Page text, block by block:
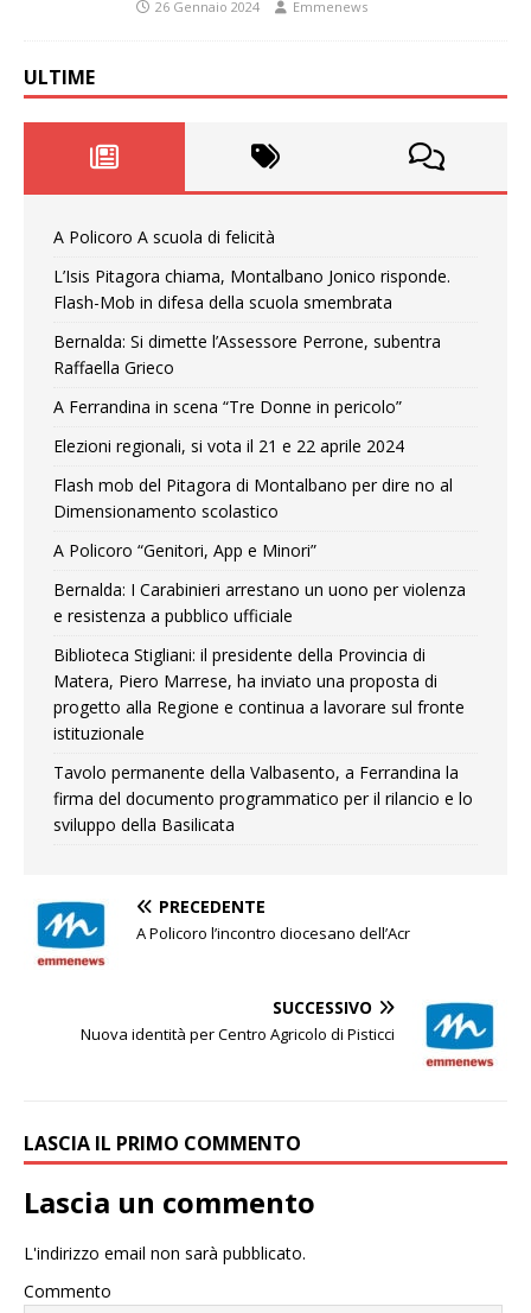
26 Gennaio 2024 Emmenews
ULTIME
A Policoro A scuola di felicità
L’Isis Pitagora chiama, Montalbano Jonico risponde.
Flash-Mob in difesa della scuola smembrata
Bernalda: Si dimette l’Assessore Perrone, subentra
Raffaella Grieco
A Ferrandina in scena “Tre Donne in pericolo”
Elezioni regionali, si vota il 21 e 22 aprile 2024
Flash mob del Pitagora di Montalbano per dire no al
Dimensionamento scolastico
A Policoro “Genitori, App e Minori”
Bernalda: I Carabinieri arrestano un uono per violenza
e resistenza a pubblico ufficiale
Biblioteca Stigliani: il presidente della Provincia di
Matera, Piero Marrese, ha inviato una proposta di
progetto alla Regione e continua a lavorare sul fronte
istituzionale
Tavolo permanente della Valbasento, a Ferrandina la
firma del documento programmatico per il rilancio e lo
sviluppo della Basilicata
PRECEDENTE
A Policoro l’incontro diocesano dell’Acr
SUCCESSIVO
Nuova identità per Centro Agricolo di Pisticci
LASCIA IL PRIMO COMMENTO
Lascia un commento
L'indirizzo email non sarà pubblicato.
Commento